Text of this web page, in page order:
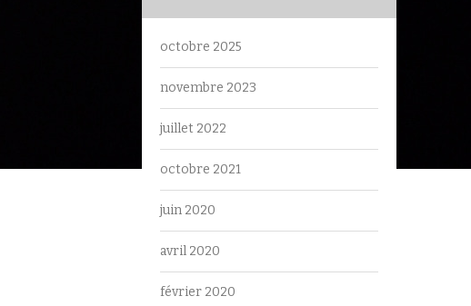
octobre 2025
novembre 2023
juillet 2022
octobre 2021
juin 2020
avril 2020
février 2020